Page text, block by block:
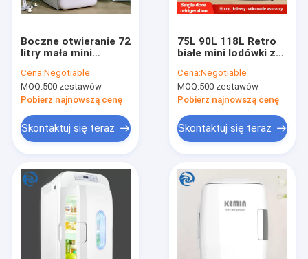
produkty
O nas
Skontaktuj się z nami
Boczne otwieranie 72
litry mała mini
sześcienne pełna
zamrażarka
Cena:Negotiable
MOQ:500 zestawów
Pobierz najnowszą cenę
Skontaktuj się teraz
75L 90L 118L Retro
białe mini lodówki z
Cena:Negotiable
MOQ:500 zestawów
Pobierz najnowszą cenę
Skontaktuj się teraz